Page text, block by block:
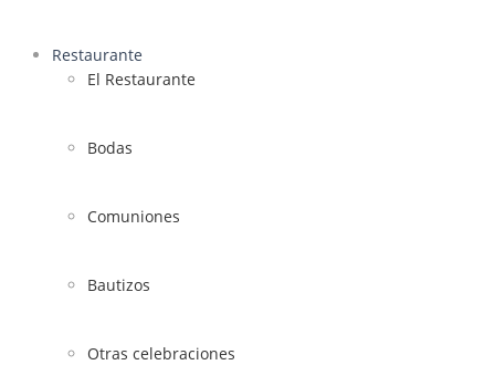
Restaurante
El Restaurante
Bodas
Comuniones
Bautizos
Otras celebraciones